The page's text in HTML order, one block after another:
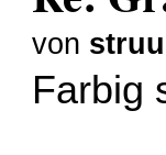
von
Farbig